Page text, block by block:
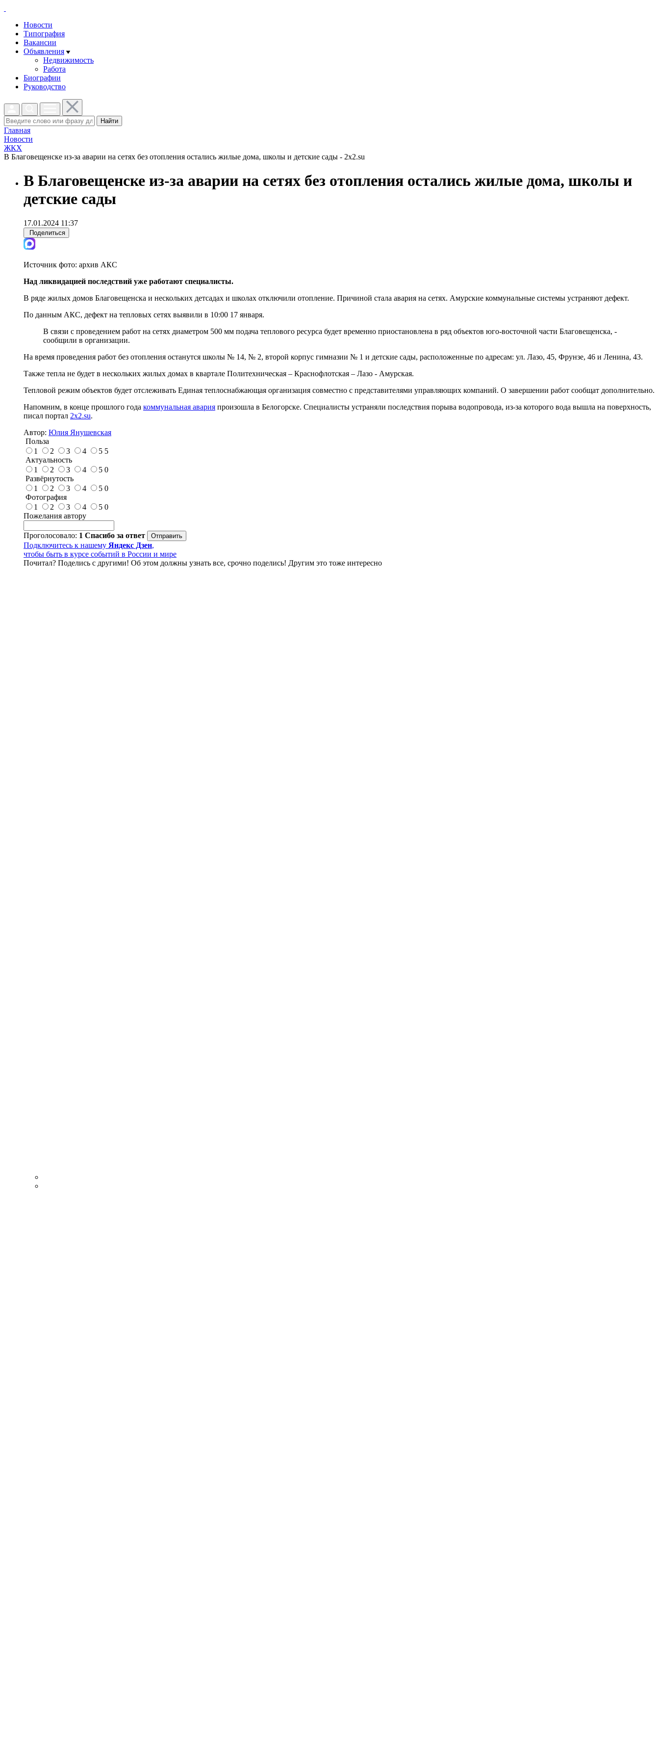
Новости
Типография
Вакансии
Объявления
Недвижимость
Работа
Биографии
Руководство
Найти
Главная
Новости
ЖКХ
В Благовещенске из-за аварии на сетях без отопления остались жилые дома, школы и детские сады - 2x2.su
В Благовещенске из-за аварии на сетях без отопления остались жилые дома, школы и
детские сады
17.01.2024 11:37
Поделиться
Источник фото: архив АКС
Над ликвидацией последствий уже работают специалисты.
В ряде жилых домов Благовещенска и нескольких детсадах и школах отключили отопление. Причиной стала авария на сетях. Амурские коммунальные системы устраняют дефект.
По данным АКС, дефект на тепловых сетях выявили в 10:00 17 января.
В связи с проведением работ на сетях диаметром 500 мм подача теплового ресурса будет временно приостановлена в ряд объектов юго-восточной части Благовещенска, -
сообщили в организации.
На время проведения работ без отопления останутся школы № 14, № 2, второй корпус гимназии № 1 и детские сады, расположенные по адресам: ул. Лазо, 45, Фрунзе, 46 и Ленина, 43.
Также тепла не будет в нескольких жилых домах в квартале Политехническая – Краснофлотская – Лазо - Амурская.
Тепловой режим объектов будет отслеживать Единая теплоснабжающая организация совместно с представителями управляющих компаний. О завершении работ сообщат дополнительно.
Напомним, в конце прошлого года коммунальная авария произошла в Белогорске. Специалисты устраняли последствия порыва водопровода, из-за которого вода вышла на поверхность,
писал портал 2x2.su.
Автор: Юлия Янушевская
Польза
1
2 3 4 5 5
Актуальность
1
2 3 4 5 0
Развёрнутость
1
2 3 4 5 0
Фотография
1
2 3 4 5 0
Пожелания автору
Проголосовало: 1 Спасибо за ответ
Подключитесь к нашему Яндекс Дзен,
чтобы быть в курсе событий в России и мире
Почитал? Поделись с другими! Об этом должны узнать все, срочно поделись! Другим это тоже интересно